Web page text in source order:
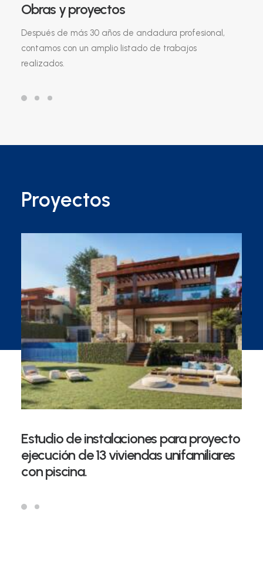
Obras y proyectos
Después de más 30 años de andadura profesional,
contamos con un amplio listado de trabajos
realizados.
Proyectos
Estudio de instalaciones para proyecto
ejecución de 13 viviendas unifamiliares
con piscina.